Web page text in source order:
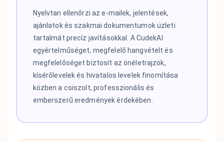
Nyelvtan ellenőrzi az e-mailek, jelentések,
ajánlatok és szakmai dokumentumok üzleti
tartalmát precíz javításokkal. A CudekAI
egyértelműséget, megfelelő hangvételt és
megfelelőséget biztosít az önéletrajzok,
kísérőlevelek és hivatalos levelek finomítása
közben a csiszolt, professzionális és
emberszerű eredmények érdekében.